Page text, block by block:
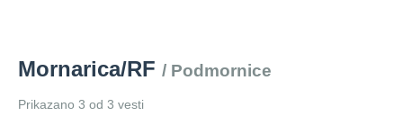
Mornarica/RF / Podmornice
Prikazano 3 od 3 vesti